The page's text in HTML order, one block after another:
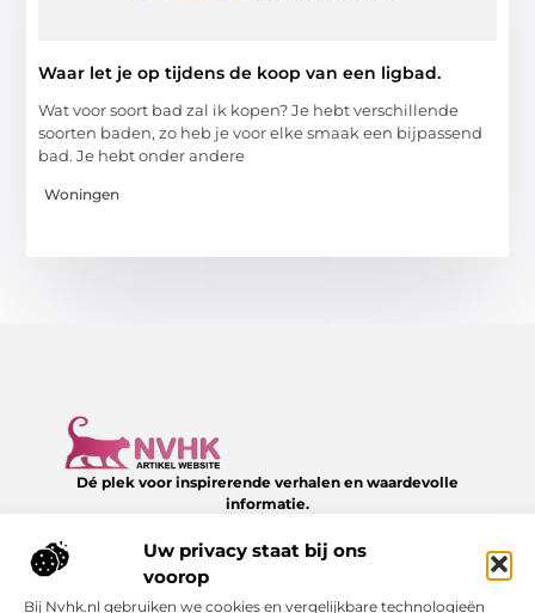
Uw privacy staat bij ons
voorop
Bij Nvhk.nl gebruiken we cookies en vergelijkbare technologieën
Waar let je op tijdens de koop van een ligbad.
Wat voor soort bad zal ik kopen? Je hebt verschillende
soorten baden, zo heb je voor elke smaak een bijpassend
bad. Je hebt onder andere
Woningen
Dé plek voor inspirerende verhalen en waardevolle
informatie.
dagelijks leven – van slimme tips tot verrassende inzichten,
allemaal te vinden op NVHK.nl.